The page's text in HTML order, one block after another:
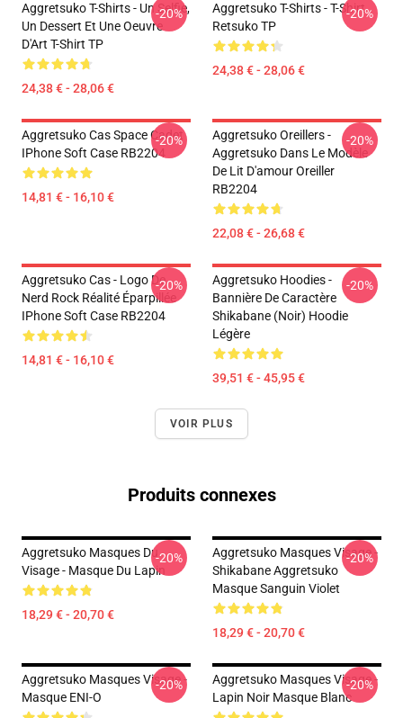
Aggretsuko T-Shirts - Un Selfie,
Un Dessert Et Une Oeuvre
D'Art T-Shirt TP
24,38 € - 28,06 €
-20%
Aggretsuko T-Shirts - T-Shirt
Retsuko TP
24,38 € - 28,06 €
-20%
Aggretsuko Cas Space Cadet
IPhone Soft Case RB2204
14,81 € - 16,10 €
-20%
Aggretsuko Oreillers -
Aggretsuko Dans Le Modèle
De Lit D'amour Oreiller
RB2204
22,08 € - 26,68 €
-20%
Aggretsuko Cas - Logo De
Nerd Rock Réalité Éparpillée
IPhone Soft Case RB2204
14,81 € - 16,10 €
-20%
Aggretsuko Hoodies -
Bannière De Caractère
Shikabane (noir) Hoodie
Légère
39,51 € - 45,95 €
-20%
VOIR PLUS
Produits connexes
Aggretsuko Masques Du
Visage - Masque Du Lapin
18,29 € - 20,70 €
-20%
Aggretsuko Masques Visage -
Shikabane Aggretsuko
Masque Sanguin Violet
18,29 € - 20,70 €
-20%
Aggretsuko Masques Visage -
Masque ENI-O
-20%
Aggretsuko Masques Visage -
Lapin Noir Masque Blanc
-20%